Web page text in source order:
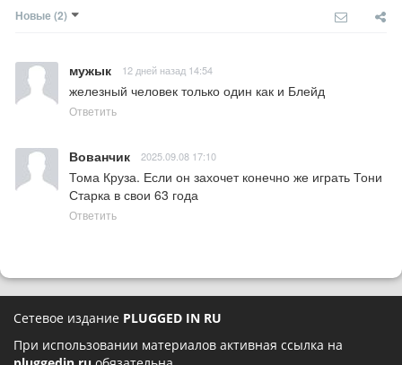
Новые (2)
мужык 12 дней назад 14:54
железный человек только один как и Блейд
Ответить
Вованчик 2025.09.08 17:10
Тома Круза. Если он захочет конечно же играть Тони
Старка в свои 63 года
Ответить
Сетевое издание PLUGGED IN RU
При использовании материалов активная ссылка на